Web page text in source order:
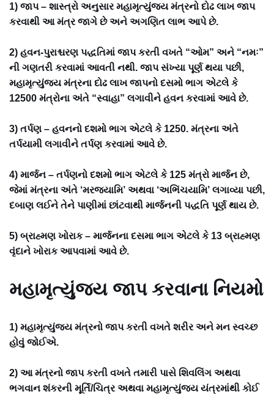
1) જાપ – શાસ્ત્રો અનુસાર મહામૃત્યુંજય મંત્રનો દોઢ લાખ જાપ
કરવાથી આ મંત્ર જાગે છે અને અગણિત લાભ આપે છે.
2) હવન-પુરાશ્ચરણ પદ્ધતિમાં જાપ કરતી વખતે “ઓમ” અને “નમઃ”
ની ગણતરી કરવામાં આવતી નથી. જાપ સંખ્યા પૂર્ણ થયા પછી,
મહામૃત્યુંજય મંત્રના દોઢ લાખ જાપનો દસમો ભાગ એટલે કે
12500 મંત્રોના અંતે “સ્વાહા” લગાવીને હવન કરવામાં આવે છે.
3) તર્પણ – હવનનો દશમો ભાગ એટલે કે 1250. મંત્રના અંતે
તર્પયામી લગાવીને તર્પણ કરવામાં આવે છે.
4) માર્જન – તર્પણનો દશમો ભાગ એટલે કે 125 મંત્રો માર્જન છે,
જેમાં મંત્રના અંતે ‘મરજયામિ’ અથવા ‘અભિંચયામિ’ લગાવ્યા પછી,
દબાણ લઈને તેને પાણીમાં છાંટવાથી માર્જનની પદ્ધતિ પૂર્ણ થાય છે.
5) બ્રાહ્મણ ખોરાક – માર્જનના દસમા ભાગ એટલે કે 13 બ્રાહ્મણ
વૃંદાને ખોરાક આપવામાં આવે છે.
મહામૃત્યુંજય જાપ કરવાના નિયમો
1) મહામૃત્યુંજય મંત્રનો જાપ કરતી વખતે શરીર અને મન સ્વચ્છ
હોવું જોઈએ.
2) આ મંત્રનો જાપ કરતી વખતે તમારી પાસે શિવલિંગ અથવા
ભગવાન શંકરની મૂર્તિ/ચિત્ર અથવા મહામૃત્યુંજય યંત્રમાંથી કોઈ